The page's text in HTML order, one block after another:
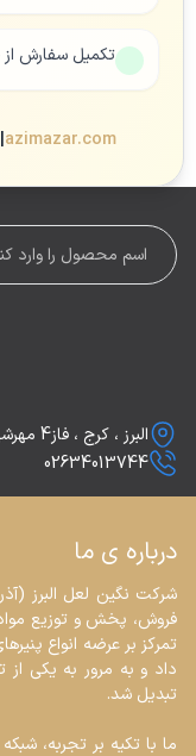
تکمیل سفارش
azimazar.com
درباره ی ما
البرز ، کرج ، فاز4 مهرشهر ، بلوار خانزاده ، سردخانه مهرشهر
02634013744